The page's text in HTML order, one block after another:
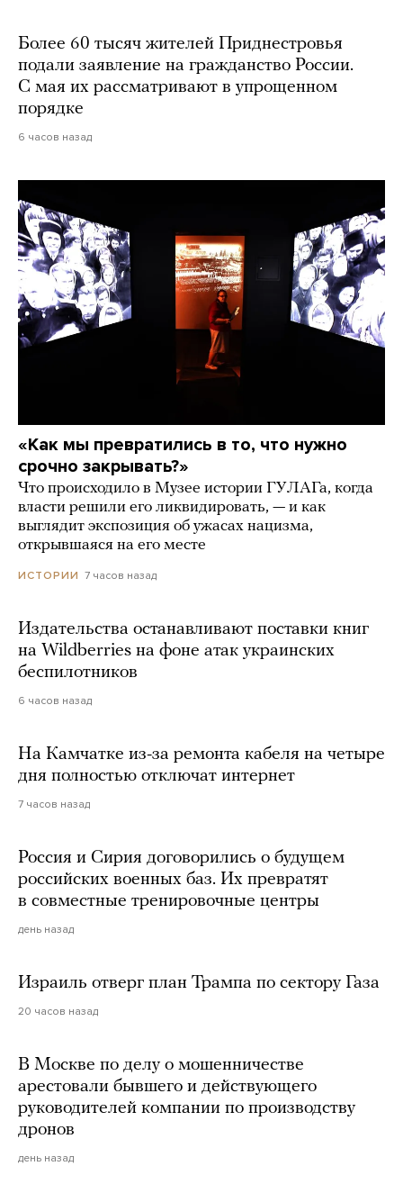
Более 60 тысяч жителей Приднестровья
подали заявление на гражданство России.
С мая их рассматривают в упрощенном
порядке
6 часов назад
«Как мы превратились в то, что нужно
срочно закрывать?»
Что происходило в Музее истории ГУЛАГа, когда
власти решили его ликвидировать, — и как
выглядит экспозиция об ужасах нацизма,
открывшаяся на его месте
ИСТОРИИ 7 часов назад
Издательства останавливают поставки книг
на Wildberries на фоне атак украинских
беспилотников
6 часов назад
На Камчатке из-за ремонта кабеля на четыре
дня полностью отключат интернет
7 часов назад
Россия и Сирия договорились о будущем
российских военных баз. Их превратят
в совместные тренировочные центры
день назад
Израиль отверг план Трампа по сектору Газа
20 часов назад
В Москве по делу о мошенничестве
арестовали бывшего и действующего
руководителей компании по производству
дронов
день назад